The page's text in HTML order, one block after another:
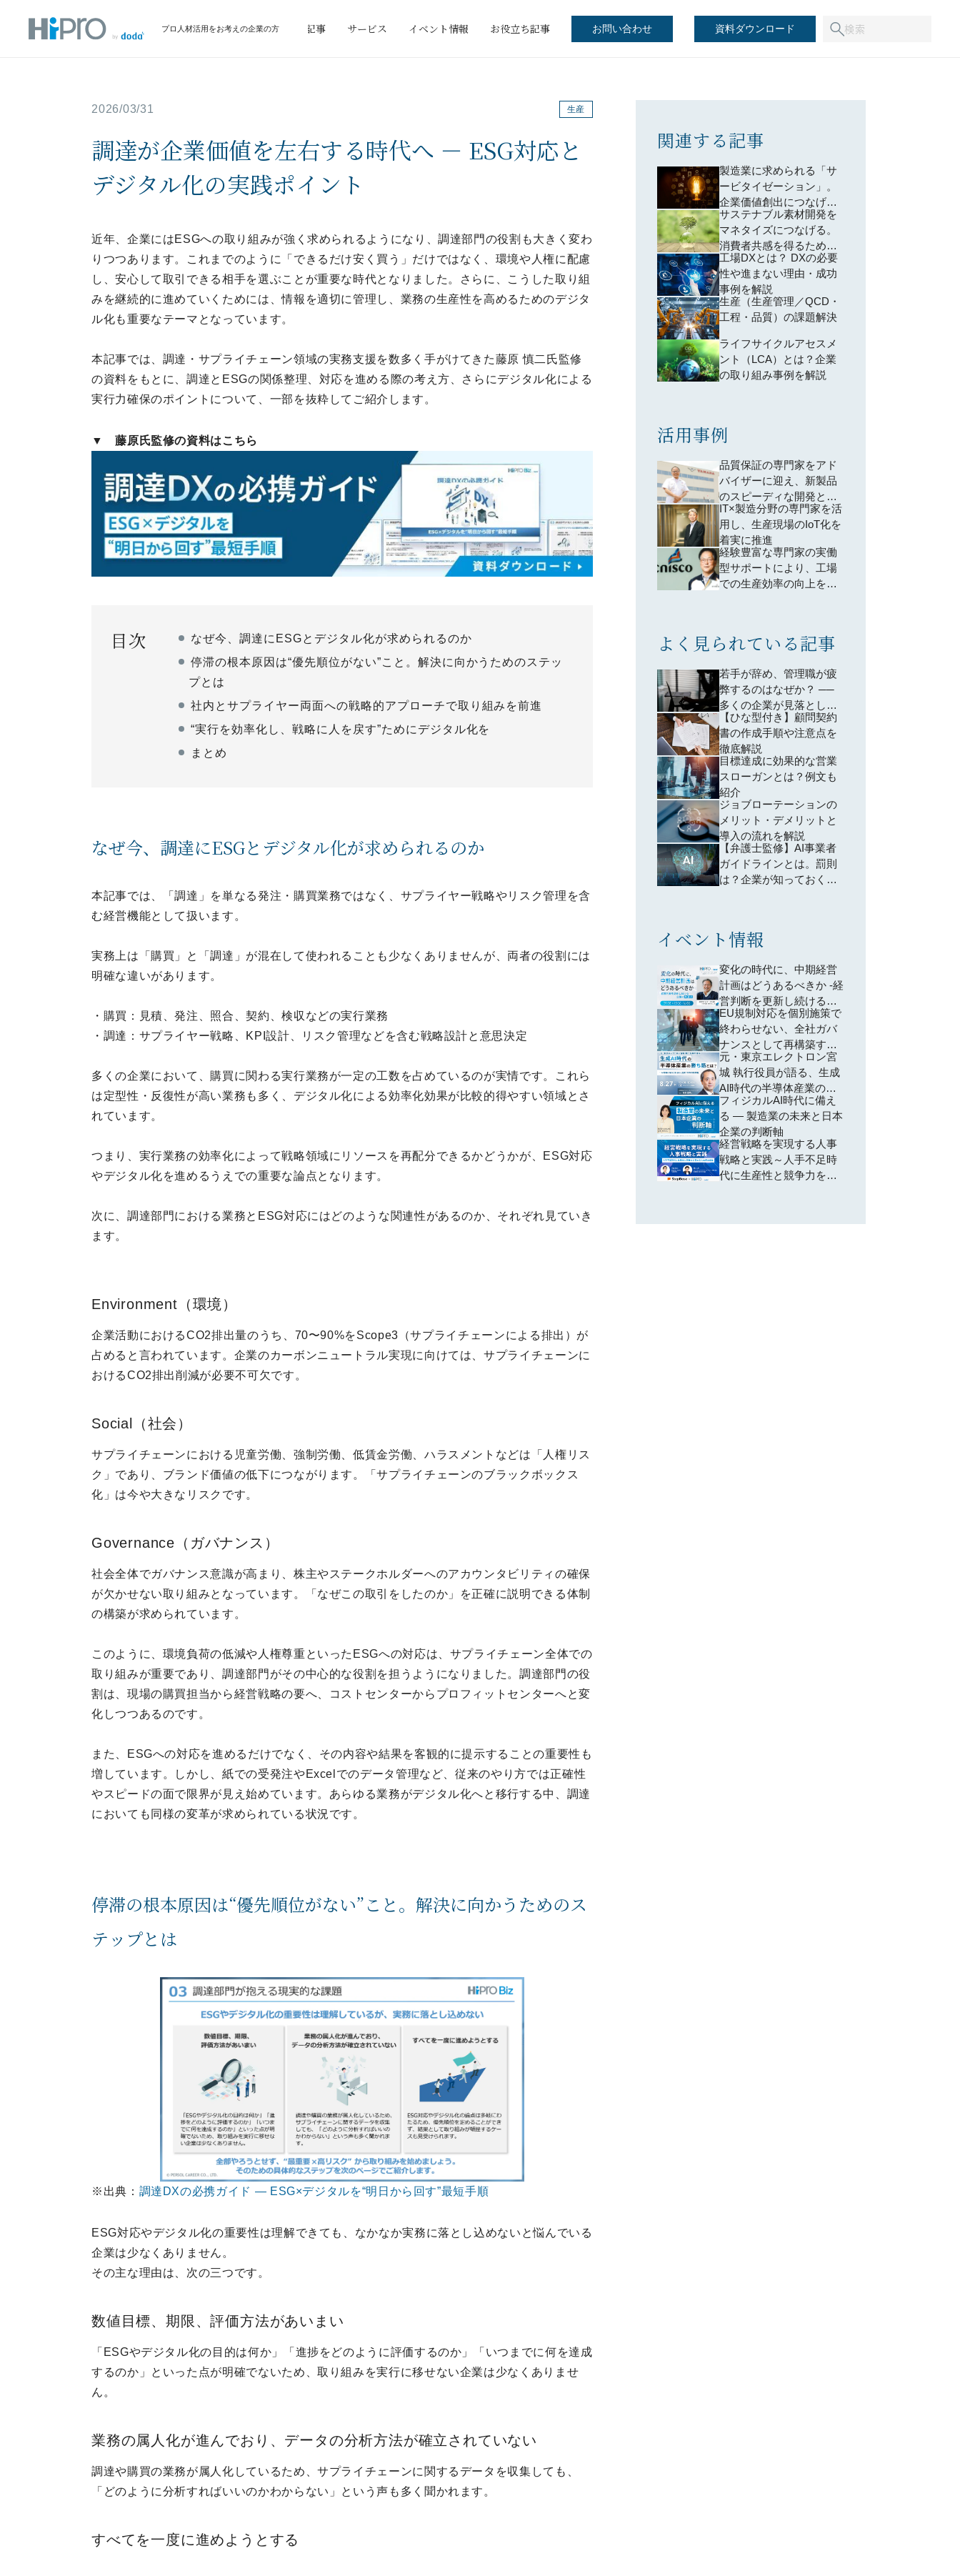
プロ人材活用をお考えの企業の方
サービス イベント情報 お役立ち記事 サービス イベント情報 お役立ち記事 お問い合わせ 資料ダウンロード
2026/03/31 生産
調達が企業価値を左右する時代へ － ESG対応と
デジタル化の実践ポイント
近年、企業にはESGへの取り組みが強く求められるようになり、調達部門の役割も大きく変わ
りつつあります。これまでのように「できるだけ安く買う」だけではなく、環境や人権に配慮
し、安心して取引できる相手を選ぶことが重要な時代となりました。さらに、こうした取り組
みを継続的に進めていくためには、情報を適切に管理し、業務の生産性を高めるためのデジタ
ル化も重要なテーマとなっています。
本記事では、調達・サプライチェーン領域の実務支援を数多く手がけてきた藤原 慎二氏監修
の資料をもとに、調達とESGの関係整理、対応を進める際の考え方、さらにデジタル化による
実行力確保のポイントについて、一部を抜粋してご紹介します。
▼ 藤原氏監修の資料はこちら
目次
なぜ今、調達にESGとデジタル化が求められるのか
停滞の根本原因は“優先順位がない”こと。解決に向かうためのステッ
プとは
社内とサプライヤー両面への戦略的アプローチで取り組みを前進
“実行を効率化し、戦略に人を戻す”ためにデジタル化を
まとめ
なぜ今、調達にESGとデジタル化が求められるのか
本記事では、「調達」を単なる発注・購買業務ではなく、サプライヤー戦略やリスク管理を含
む経営機能として扱います。
実務上は「購買」と「調達」が混在して使われることも少なくありませんが、両者の役割には
明確な違いがあります。
・購買：見積、発注、照合、契約、検収などの実行業務
・調達：サプライヤー戦略、KPI設計、リスク管理などを含む戦略設計と意思決定
多くの企業において、購買に関わる実行業務が一定の工数を占めているのが実情です。これら
は定型性・反復性が高い業務も多く、デジタル化による効率化効果が比較的得やすい領域とさ
れています。
つまり、実行業務の効率化によって戦略領域にリソースを再配分できるかどうかが、ESG対応
やデジタル化を進めるうえでの重要な論点となります。
次に、調達部門における業務とESG対応にはどのような関連性があるのか、それぞれ見ていき
ます。
Environment（環境）
企業活動におけるCO2排出量のうち、70〜90%をScope3（サプライチェーンによる排出）が
占めると言われています。企業のカーボンニュートラル実現に向けては、サプライチェーンに
おけるCO2排出削減が必要不可欠です。
Social（社会）
サプライチェーンにおける児童労働、強制労働、低賃金労働、ハラスメントなどは「人権リス
ク」であり、ブランド価値の低下につながります。「サプライチェーンのブラックボックス
化」は今や大きなリスクです。
Governance（ガバナンス）
社会全体でガバナンス意識が高まり、株主やステークホルダーへのアカウンタビリティの確保
が欠かせない取り組みとなっています。「なぜこの取引をしたのか」を正確に説明できる体制
の構築が求められています。
このように、環境負荷の低減や人権尊重といったESGへの対応は、サプライチェーン全体での
取り組みが重要であり、調達部門がその中心的な役割を担うようになりました。調達部門の役
割は、現場の購買担当から経営戦略の要へ、コストセンターからプロフィットセンターへと変
化しつつあるのです。
また、ESGへの対応を進めるだけでなく、その内容や結果を客観的に提示することの重要性も
増しています。しかし、紙での受発注やExcelでのデータ管理など、従来のやり方では正確性
やスピードの面で限界が見え始めています。あらゆる業務がデジタル化へと移行する中、調達
においても同様の変革が求められている状況です。
停滞の根本原因は“優先順位がない”こと。解決に向かうためのス
テップとは
※出典： 調達DXの必携ガイド — ESG×デジタルを“明日から回す”最短手順
ESG対応やデジタル化の重要性は理解できても、なかなか実務に落とし込めないと悩んでいる
企業は少なくありません。
その主な理由は、次の三つです。
数値目標、期限、評価方法があいまい
「ESGやデジタル化の目的は何か」「進捗をどのように評価するのか」「いつまでに何を達成
するのか」といった点が明確でないため、取り組みを実行に移せない企業は少なくありませ
ん。
業務の属人化が進んでおり、データの分析方法が確立されていない
調達や購買の業務が属人化しているため、サプライチェーンに関するデータを収集しても、
「どのように分析すればいいのかわからない」という声も多く聞かれます。
すべてを一度に進めようとする
関連する記事
製造業に求められる「サ
ービタイゼーション」。
企業価値創出につなげる
サービス開発の基本フロ
ー＆ポイントとは？
サステナブル素材開発を
マネタイズにつなげる。
消費者共感を得るための
ブランド価値設計法とは
工場DXとは？ DXの必要
性や進まない理由・成功
事例を解説
生産（生産管理／QCD・
工程・品質）の課題解決
ライフサイクルアセスメ
ント（LCA）とは？企業
の取り組み事例を解説
活用事例
品質保証の専門家をアド
バイザーに迎え、新製品
のスピーディな開発と量
産体制構築を実現
IT×製造分野の専門家を活
用し、生産現場のIoT化を
着実に推進
経験豊富な専門家の実働
型サポートにより、工場
での生産効率の向上を実
よく見られている記事
若手が辞め、管理職が疲
弊するのはなぜか？ ──
多くの企業が見落として
いる「育成設計」の問題
【ひな型付き】顧問契約
書の作成手順や注意点を
徹底解説
目標達成に効果的な営業
スローガンとは？例文も
紹介
ジョブローテーションの
メリット・デメリットと
導入の流れを解説
【弁護士監修】AI事業者
ガイドラインとは。罰則
は？企業が知っておくべ
イベント情報
変化の時代に、中期経営
計画はどうあるべきか -経
営判断を更新し続ける企
業の共通点-
EU規制対応を個別施策で
終わらせない、全社ガバ
ナンスとして再構築する
方法 ―個別対応から脱却
し、規制横断で共通領域
を再編するための全社設
計―
元・東京エレクトロン宮
城 執行役員が語る、生成
AI時代の半導体産業の勝
ち筋とは？ ~AI特需に踊
らされない、投資・SCM
の判断軸~
フィジカルAI時代に備え
る ― 製造業の未来と日本
企業の判断軸
経営戦略を実現する人事
戦略と実践～人手不足時
代に生産性と競争力を高